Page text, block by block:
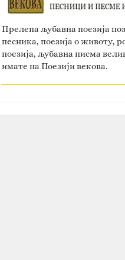
Прелепа љубавна поезија
песника, поезија о животу,
поезија, љубавна писма
имате на Поезији векова.